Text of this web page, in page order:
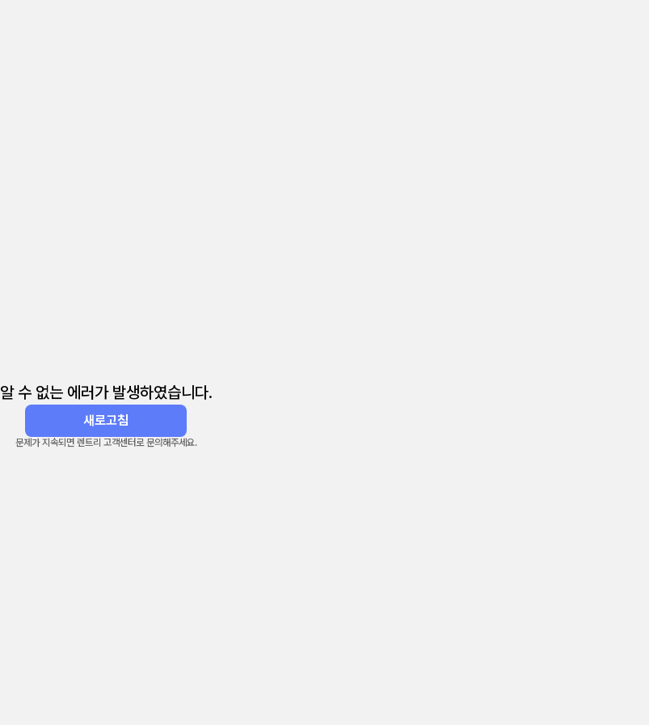
알 수 없는 에러가 발생하였습니다.
새로고침
문제가 지속되면 렌트리 고객센터로 문의해주세요.